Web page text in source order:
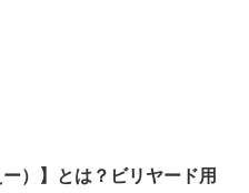
）】とは？ビリヤード用